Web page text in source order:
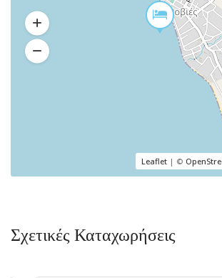
Leaflet | ©
Σχετικές Καταχωρήσεις